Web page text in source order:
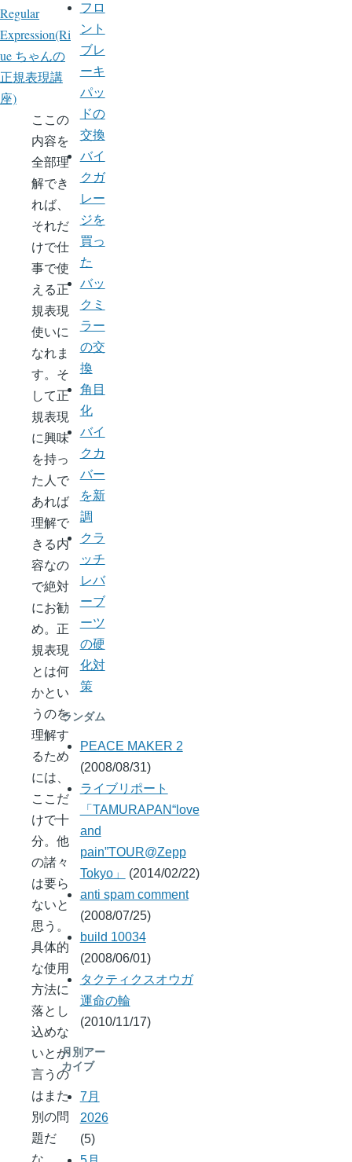
Regular
Expression(Ri
ue ちゃんの
正規表現講
座)
ここの
内容を
全部理
解でき
れば、
それだ
けで仕
事で使
える正
規表現
使いに
なれま
す。そ
して正
規表現
に興味
を持っ
た人で
あれば
理解で
きる内
容なの
で絶対
にお勧
め。正
規表現
とは何
かとい
うのを
理解す
るため
には、
ここだ
けで十
分。他
の諸々
は要ら
ないと
思う。
具体的
な使用
方法に
落とし
込めな
いとか
言うの
はまた
別の問
題だ
な。
フロ
ント
ブレ
ーキ
パッ
ドの
交換
バイ
クガ
レー
ジを
買っ
た
バッ
クミ
ラー
の交
換
角目
化
バイ
クカ
バー
を新
調
クラ
ッチ
レバ
ーブ
ーツ
の硬
化対
策
ランダム
PEACE MAKER 2
(2008/08/31)
ライブリポート
「TAMURAPAN“love
and
pain”TOUR@Zepp
Tokyo」
(2014/02/22)
anti spam comment
(2008/07/25)
build 10034
(2008/06/01)
タクティクスオウガ
運命の輪
(2010/11/17)
月別アー
カイブ
7月
2026
(5)